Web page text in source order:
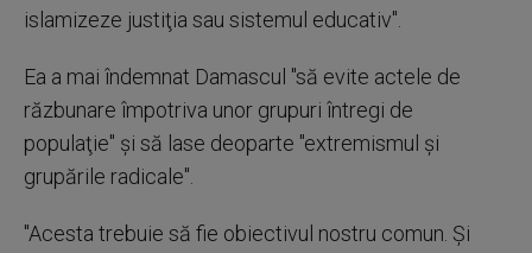
islamizeze justiţia sau sistemul educativ".
Ea a mai îndemnat Damascul "să evite actele de
răzbunare împotriva unor grupuri întregi de
populaţie" şi să lase deoparte "extremismul şi
grupările radicale".
"Acesta trebuie să fie obiectivul nostru comun. Şi